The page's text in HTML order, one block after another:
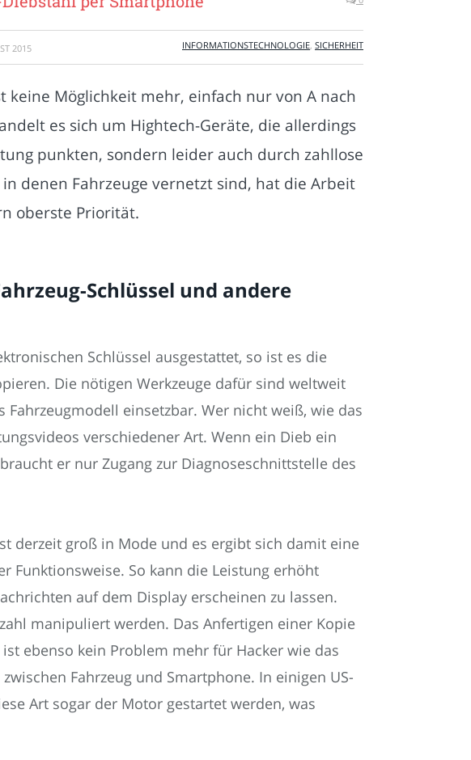
2015 INFORMATIONSTECHNOLOGIE, SICHERHEIT
keine Möglichkeit mehr, einfach nur von A nach
es sich um Hightech-Geräte, die allerdings
punkten, sondern leider auch durch zahllose
denen Fahrzeuge vernetzt sind, hat die Arbeit
oberste Priorität.
Schlüssel und andere
Schlüssel ausgestattet, so ist es die
Die nötigen Werkzeuge dafür sind weltweit
einsetzbar. Wer nicht weiß, wie das
verschiedener Art. Wenn ein Dieb ein
er nur Zugang zur Diagnoseschnittstelle des
derzeit groß in Mode und es ergibt sich damit eine
Funktionsweise. So kann die Leistung erhöht
auf dem Display erscheinen zu lassen.
manipuliert werden. Das Anfertigen einer Kopie
ebenso kein Problem mehr für Hacker wie das
Fahrzeug und Smartphone. In einigen US-
Art sogar der Motor gestartet werden, was